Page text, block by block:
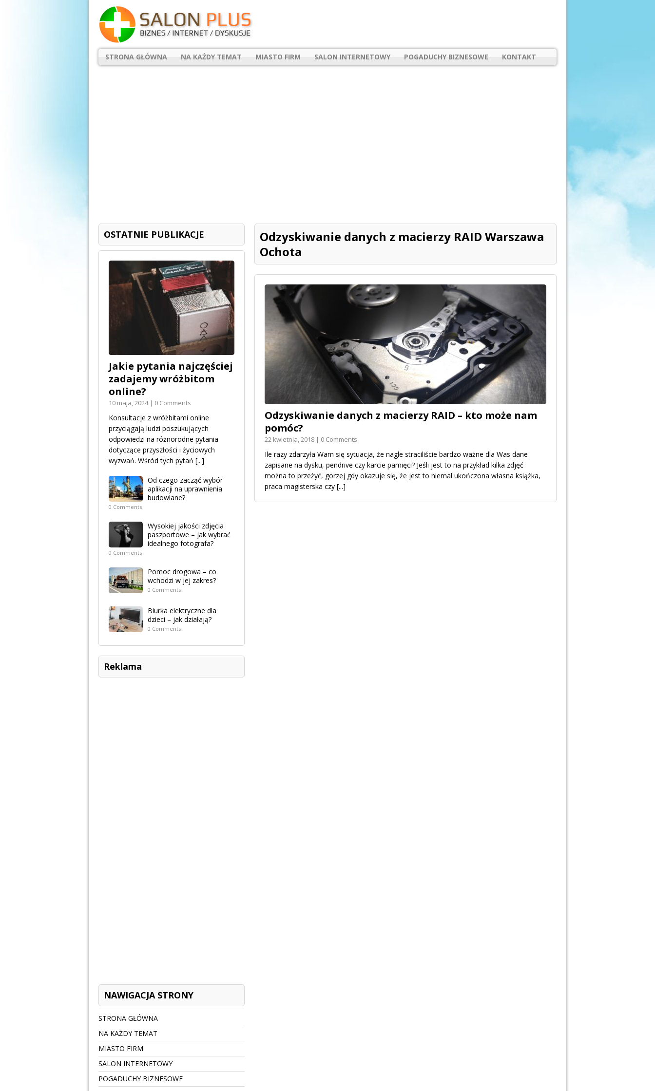
STRONA GŁÓWNA NA KAŻDY TEMAT MIASTO FIRM SALON INTERNETOWY POGADUCHY BIZNESOWE KONTAKT
Odzyskiwanie danych z macierzy RAID Warszawa
Ochota
Odzyskiwanie danych z macierzy RAID – kto może nam
pomóc?
22 kwietnia, 2018 | 0 Comments
Ile razy zdarzyła Wam się sytuacja, że nagle straciliście bardzo ważne dla Was dane
zapisane na dysku, pendrive czy karcie pamięci? Jeśli jest to na przykład kilka zdjęć
można to przeżyć, gorzej gdy okazuje się, że jest to niemal ukończona własna książka,
praca magisterska czy [...]
OSTATNIE PUBLIKACJE
Jakie pytania najczęściej
zadajemy wróżbitom
online?
10 maja, 2024 | 0 Comments
Konsultacje z wróżbitami online
przyciągają ludzi poszukujących
odpowiedzi na różnorodne pytania
dotyczące przyszłości i życiowych
wyzwań. Wśród tych pytań [...]
Od czego zacząć wybór
aplikacji na uprawnienia
budowlane?
0 Comments
Wysokiej jakości zdjęcia
paszportowe – jak wybrać
idealnego fotografa?
0 Comments
Pomoc drogowa – co
wchodzi w jej zakres?
0 Comments
Biurka elektryczne dla
dzieci – jak działają?
0 Comments
Reklama
NAWIGACJA STRONY
STRONA GŁÓWNA
NA KAŻDY TEMAT
MIASTO FIRM
SALON INTERNETOWY
POGADUCHY BIZNESOWE